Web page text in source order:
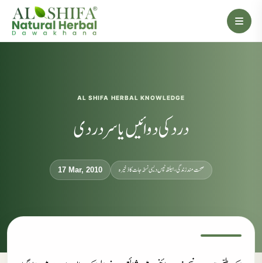
AL SHIFA HERBAL KNOWLEDGE
درد کی دوائیں یا سر دردی
17 Mar, 2010 صحت مند زندگی، ہیلتھ ٹپس دیسی نسخہ جات کا ذخیرہ